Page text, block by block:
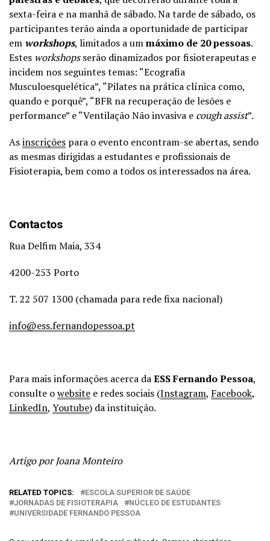
sexta-feira e na manhã de sábado.Na tarde de sábado, os
participantes terão ainda a oportunidade de participar
em workshops, limitados a ummáximo de 20 pessoas.
Estes workshopsserão dinamizados por fisioterapeutas e
incidem nos seguintes temas: “Ecografia
Musculoesquelética”, “Pilates na prática clínica como,
quando e porquê”, “BFR na recuperação de lesões e
performance” e “Ventilação Não invasiva e cough assist”.
Asinscrições para o evento encontram-se abertas, sendo
as mesmas dirigidas a estudantes e profissionais de
Fisioterapia, bem como a todos os interessados na área.
Contactos
Rua Delfim Maia, 334
4200-253 Porto
T. 22 507 1300 (chamada para rede fixa nacional)
info@ess.fernandopessoa.pt
Para mais informações acerca daESS Fernando Pessoa,
consulte owebsite e redes sociais (Instagram, Facebook,
LinkedIn, Youtube) da instituição.
Artigo por Joana Monteiro
RELATED TOPICS:
ESCOLA SUPERIOR DE SAÚDE
JORNADAS DE FISIOTERAPIA
NÚCLEO DE ESTUDANTES
UNIVERSIDADE FERNANDO PESSOA